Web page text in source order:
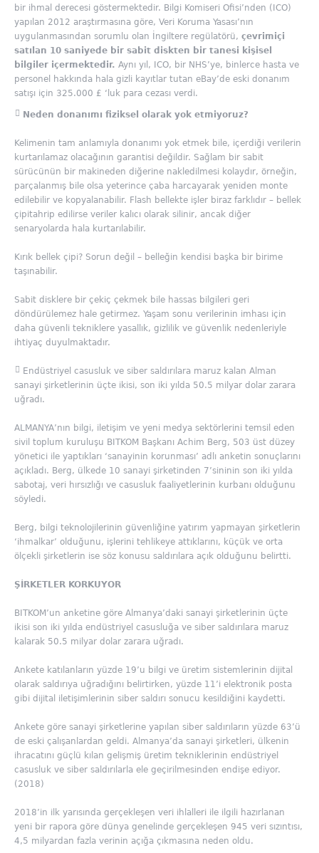
bir ihmal derecesi göstermektedir. Bilgi Komiseri Ofisi’nden (ICO)
yapılan 2012 araştırmasına göre, Veri Koruma Yasası’nın
uygulanmasından sorumlu olan İngiltere regülatörü,çevrimiçi
satılan 10 saniyede bir sabit diskten bir tanesi kişisel
bilgiler içermektedir. Aynı yıl, ICO, bir NHS’ye, binlerce hasta ve
personel hakkında hala gizli kayıtlar tutan eBay’de eski donanım
satışı için 325.000 £ ‘luk para cezası verdi.
Neden donanımı fiziksel olarak yok etmiyoruz?
Kelimenin tam anlamıyla donanımı yok etmek bile, içerdiği verilerin
kurtarılamaz olacağının garantisi değildir. Sağlam bir sabit
sürücünün bir makineden diğerine nakledilmesi kolaydır, örneğin,
parçalanmış bile olsa yeterince çaba harcayarak yeniden monte
edilebilir ve kopyalanabilir. Flash bellekte işler biraz farklıdır – bellek
çipitahrip edilirse veriler kalıcı olarak silinir, ancak diğer
senaryolarda hala kurtarılabilir.
Kırık bellek çipi? Sorun değil – belleğin kendisi başka bir birime
taşınabilir.
Sabit disklere bir çekiç çekmek bile hassas bilgileri geri
döndürülemez hale getirmez. Yaşam sonu verilerinin imhası için
daha güvenli tekniklere yasallık, gizlilik ve güvenlik nedenleriyle
ihtiyaç duyulmaktadır.
Endüstriyel casusluk ve siber saldırılara maruz kalan Alman
sanayi şirketlerinin üçte ikisi, son iki yılda 50.5 milyar dolar zarara
uğradı.
ALMANYA’nın bilgi, iletişim ve yeni medya sektörlerini temsil eden
sivil toplum kuruluşu BITKOM Başkanı Achim Berg, 503 üst düzey
yönetici ile yaptıkları ‘sanayinin korunması’ adlı anketin sonuçlarını
açıkladı. Berg, ülkede 10 sanayi şirketinden 7’sininin son iki yılda
sabotaj, veri hırsızlığı ve casusluk faaliyetlerinin kurbanı olduğunu
söyledi.
Berg, bilgi teknolojilerinin güvenliğine yatırım yapmayan şirketlerin
‘ihmalkar’ olduğunu, işlerini tehlikeye attıklarını, küçük ve orta
ölçekli şirketlerin ise söz konusu saldırılara açık olduğunu belirtti.
ŞİRKETLER KORKUYOR
BITKOM’un anketine göre Almanya’daki sanayi şirketlerinin üçte
ikisi son iki yılda endüstriyel casusluğa ve siber saldırılara maruz
kalarak 50.5 milyar dolar zarara uğradı.
Ankete katılanların yüzde 19’u bilgi ve üretim sistemlerinin dijital
olarak saldırıya uğradığını belirtirken, yüzde 11’i elektronik posta
gibi dijital iletişimlerinin siber saldırı sonucu kesildiğini kaydetti.
Ankete göre sanayi şirketlerine yapılan siber saldırıların yüzde 63’ü
de eski çalışanlardan geldi. Almanya’da sanayi şirketleri, ülkenin
ihracatını güçlü kılan gelişmiş üretim tekniklerinin endüstriyel
casusluk ve siber saldırılarla ele geçirilmesinden endişe ediyor.
(2018)
2018’in ilk yarısında gerçekleşen veri ihlalleri ile ilgili hazırlanan
yeni bir rapora göre dünya genelinde gerçekleşen 945 veri sızıntısı,
4,5 milyardan fazla verinin açığa çıkmasına neden oldu.